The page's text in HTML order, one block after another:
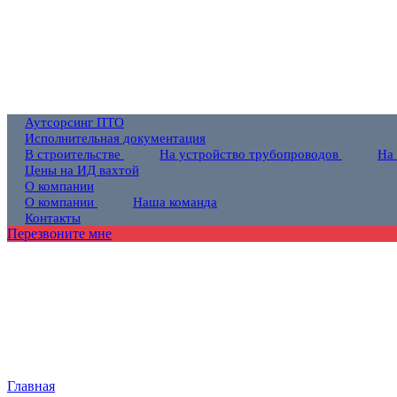
Аутсорсинг ПТО
Исполнительная документация
В строительстве
На устройство трубопроводов На
Цены на ИД вахтой
О компании
О компании
Наша команда
Контакты
Перезвоните мне
Главная